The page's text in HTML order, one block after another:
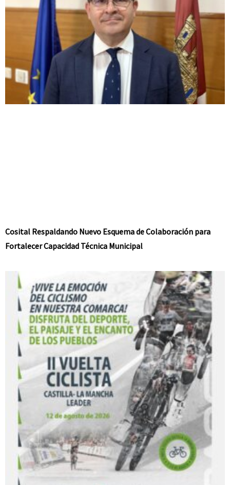
Cosital Respaldando Nuevo Esquema de Colaboración para
Fortalecer Capacidad Técnica Municipal